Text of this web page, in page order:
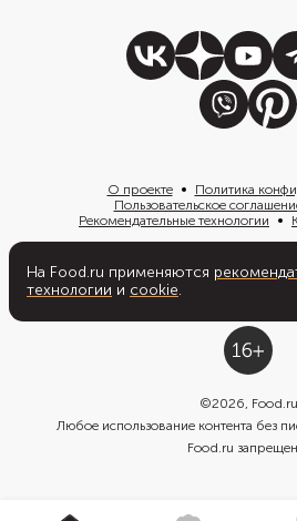
О проекте
Политика
Пользовательское
Рекомендательные технологии
Написать
©2026, Food.ru
Любое использование контента без
Food.ru
На Food.ru применяются
технологии и cookie.